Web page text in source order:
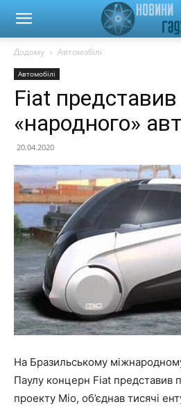
Новини
гаджетів
автомобілів
Додому Автомобілі
Автомобілі
Fiat
«народного»
20.04.2020
На Бразильському
Паулу концерн Fiat представив
проекту Mio, об’єднав тисячі